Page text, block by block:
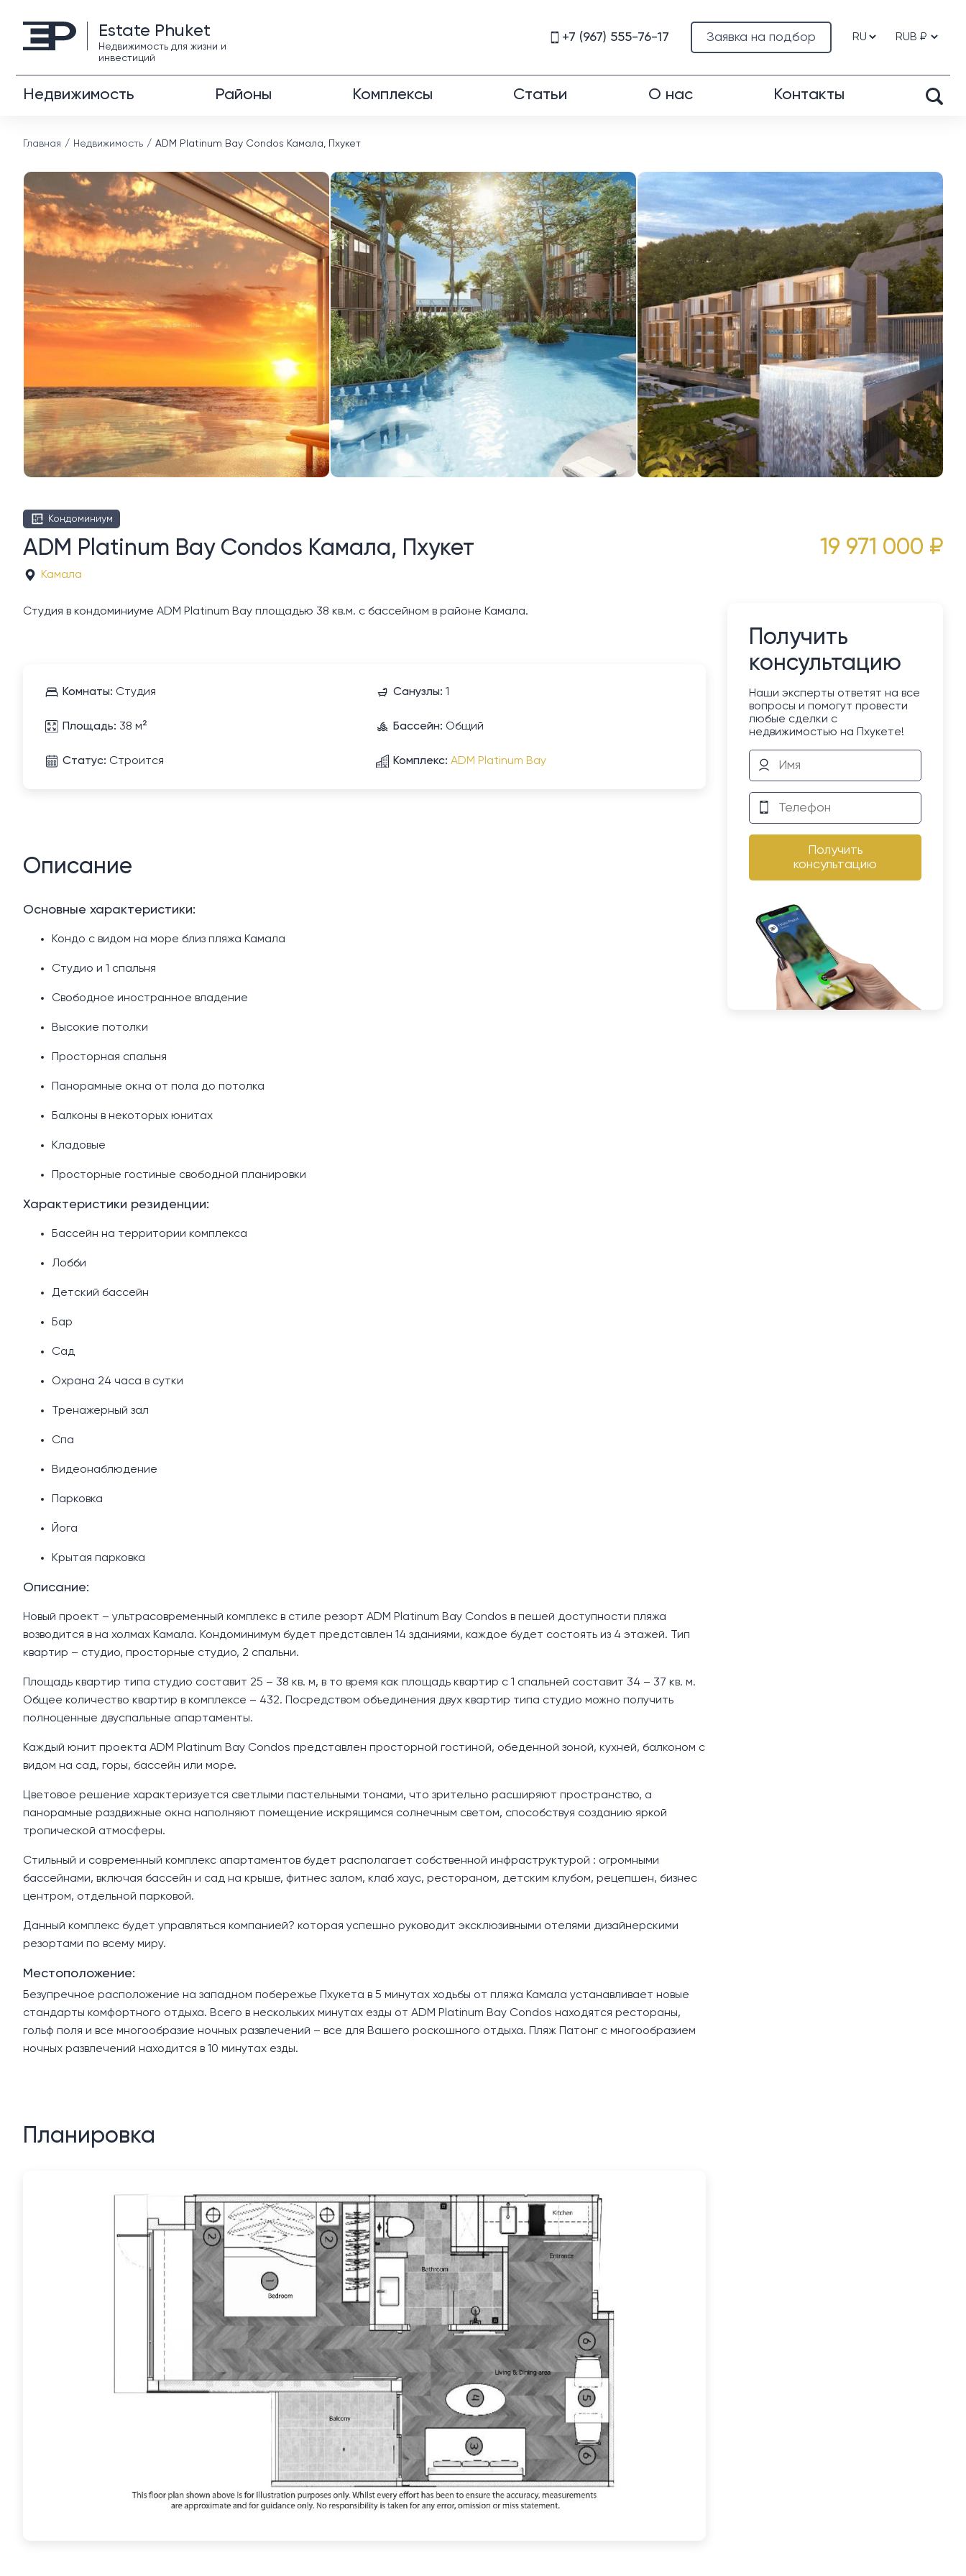
Estate Phuket
Недвижимость для жизни и
инвестиций
Заявка на подбор
+7 (967) 555-76-17
Недвижимость Районы Комплексы Статьи О нас Контакты
Главная Недвижимость ADM Platinum Bay Condos Камала, Пхукет
Кондоминиум
ADM Platinum Bay Condos Камала, Пхукет
Камала
19 971 000 ₽
Студия в кондоминиуме ADM Platinum Bay площадью 38 кв.м. с бассейном в районе Камала.
Комнаты: Студия Санузлы: 1
Площадь: 38 м² Бассейн: Общий
Статус: Строится Комплекс: ADM Platinum Bay
Описание
Основные характеристики:
Кондо с видом на море близ пляжа Камала
Студио и 1 спальня
Свободное иностранное владение
Высокие потолки
Просторная спальня
Панорамные окна от пола до потолка
Балконы в некоторых юнитах
Кладовые
Просторные гостиные свободной планировки
Характеристики резиденции:
Бассейн на территории комплекса
Лобби
Детский бассейн
Бар
Сад
Охрана 24 часа в сутки
Тренажерный зал
Спа
Видеонаблюдение
Парковка
Йога
Крытая парковка
Описание:
Новый проект – ультрасовременный комплекс в стиле резорт ADM Platinum Bay Condos в пешей доступности пляжа
возводится в на холмах Камала. Кондоминимум будет представлен 14 зданиями, каждое будет состоять из 4 этажей. Тип
квартир – студио, просторные студио, 2 спальни.
Площадь квартир типа студио составит 25 – 38 кв. м, в то время как площадь квартир с 1 спальней составит 34 – 37 кв. м.
Общее количество квартир в комплексе – 432. Посредством объединения двух квартир типа студио можно получить
полноценные двуспальные апартаменты.
Каждый юнит проекта ADM Platinum Bay Condos представлен просторной гостиной, обеденной зоной, кухней, балконом с
видом на сад, горы, бассейн или море.
Цветовое решение характеризуется светлыми пастельными тонами, что зрительно расширяют пространство, а
панорамные раздвижные окна наполняют помещение искрящимся солнечным светом, способствуя созданию яркой
тропической атмосферы.
Стильный и современный комплекс апартаментов будет располагает собственной инфраструктурой : огромными
бассейнами, включая бассейн и сад на крыше, фитнес залом, клаб хаус, рестораном, детским клубом, рецепшен, бизнес
центром, отдельной парковой.
Данный комплекс будет управляться компанией? которая успешно руководит эксклюзивными отелями дизайнерскими
резортами по всему миру.
Местоположение:
Безупречное расположение на западном побережье Пхукета в 5 минутах ходьбы от пляжа Камала устанавливает новые
стандарты комфортного отдыха. Всего в нескольких минутах езды от ADM Platinum Bay Condos находятся рестораны,
гольф поля и все многообразие ночных развлечений – все для Вашего роскошного отдыха. Пляж Патонг с многообразием
ночных развлечений находится в 10 минутах езды.
Планировка
Получить
консультацию
Наши эксперты ответят на все
вопросы и помогут провести
любые сделки с
недвижимостью на Пхукете!
Получить
консультацию